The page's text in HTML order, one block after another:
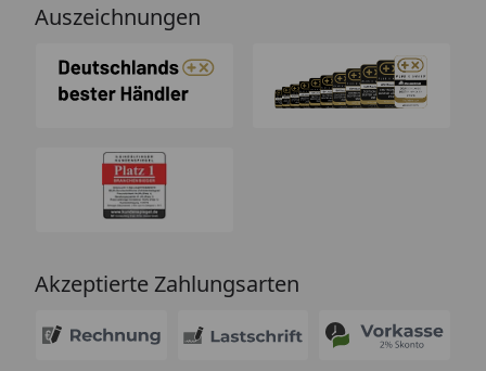
Auszeichnungen
Akzeptierte Zahlungsarten